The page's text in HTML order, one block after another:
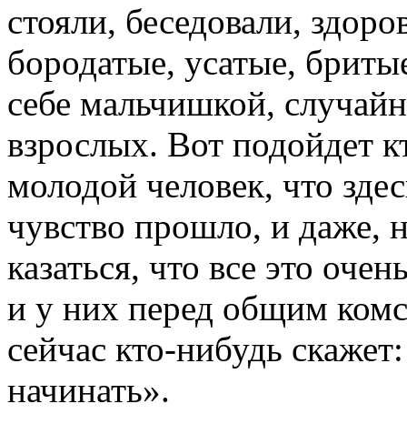
стояли, беседовали,
бородатые, усатые,
себе мальчишкой,
взрослых. Вот подойдет
молодой человек, что
чувство прошло, и даже,
казаться, что все это
и у них перед общим
сейчас кто-нибудь
начинать».